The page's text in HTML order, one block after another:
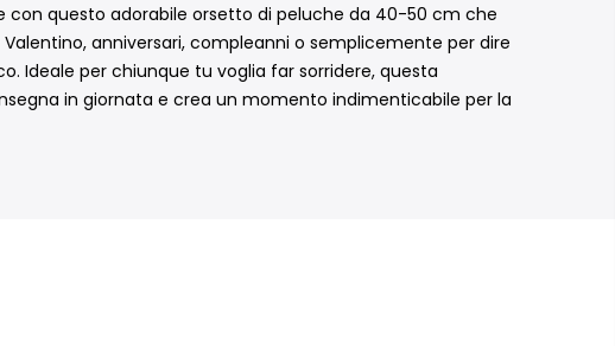
con questo adorabile orsetto di peluche da 40-50 cm che
anniversari, compleanni o semplicemente per dire
Ideale per chiunque tu voglia far sorridere, questa
in giornata e crea un momento indimenticabile per la